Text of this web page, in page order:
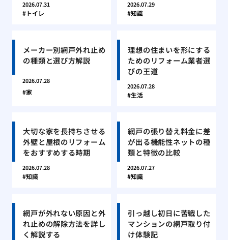
2026.07.31
トイレ
2026.07.29
知識
メーカー別網戸外れ止め
の種類と選び方解説
2026.07.28
家
理想の住まいを形にする
ためのリフォーム業者選
びの王道
2026.07.28
生活
大切な家を長持ちさせる
外壁と屋根のリフォーム
をおすすめする時期
2026.07.28
知識
網戸の張り替え料金に差
が出る機能性ネットの種
類と特徴の比較
2026.07.27
知識
網戸が外れない原因と外
れ止めの解除方法を詳し
く解説する
引っ越し初日に苦戦した
マンションの網戸取り付
け体験記